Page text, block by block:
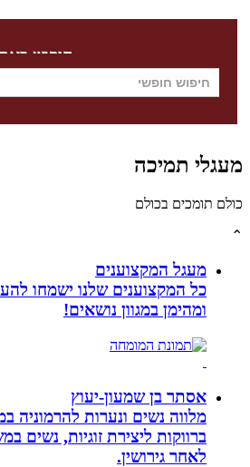
חיפוש באתר
תמיכה
בכולם
מעגל המקצוענים
כל המקצוענים שלנו ישמחו להעניק
ומהימן במגוון נושאים!
אסתר בן שמעון-יעוץ
מלווה נשים ונערות להרמוניה
ברווקות ליצירת זוגיות, נשים
לאחר גירושין.